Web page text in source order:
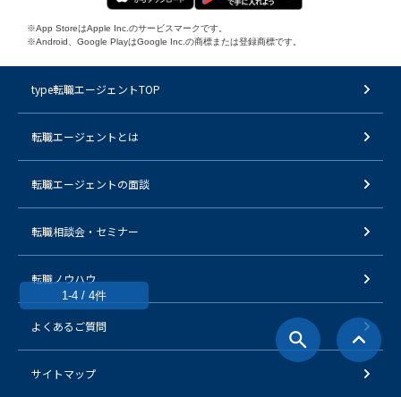
1-4 / 4件
※App StoreはApple Inc.のサービスマークです。
※Android、Google PlayはGoogle Inc.の商標または登録商標です。
type転職エージェントTOP
転職エージェントとは
転職エージェントの面談
転職相談会・セミナー
転職ノウハウ
よくあるご質問
サイトマップ